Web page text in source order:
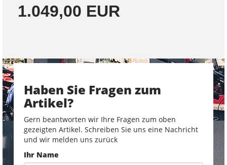
1.049,00 EUR
Haben Sie Fragen zum
Artikel?
Gern beantworten wir Ihre Fragen zum oben
gezeigten Artikel. Schreiben Sie uns eine Nachricht
und wir melden uns zurück
Ihr Name